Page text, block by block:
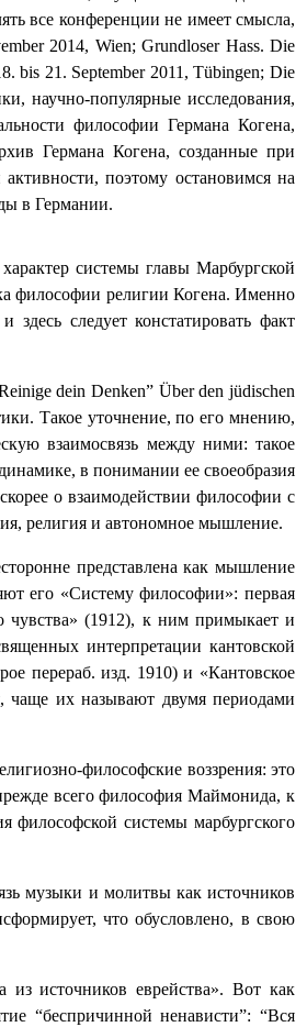
все конференции не имеет смысла,
2014, Wien; Grundloser Hass. Die
bis 21. September 2011, Tübingen; Die
научно-популярные исследования,
философии Германа Когена,
Германа Когена, созданные при
поэтому остановимся на
в Германии.
системы главы Марбургской
философии религии Когена. Именно
следует констатировать факт
dein Denken” Über den jüdischen
Такое уточнение, по его мнению,
взаимосвязь между ними: такое
в понимании ее своеобразия
о взаимодействии философии с
религия и автономное мышление.
представлена как мышление
его «Систему философии»: первая
чувства» (1912), к ним примыкает и
интерпретации кантовской
перераб. изд. 1910) и «Кантовское
чаще их называют двумя периодами
философские воззрения: это
всего философия Маймонида, к
философской системы марбургского
музыки и молитвы как источников
что обусловлено, в свою
источников еврейства». Вот как
“беспричинной ненависти”: “Вся